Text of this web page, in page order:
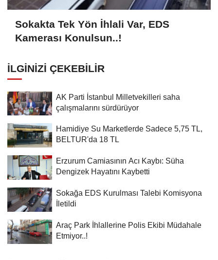
Sokakta Tek Yön İhlali Var, EDS
Kamerası Konulsun..!
İLGINIZI ÇEKEBILIR
AK Parti İstanbul Milletvekilleri saha
çalışmalarını sürdürüyor
Hamidiye Su Marketlerde Sadece 5,75 TL,
BELTUR'da 18 TL
Erzurum Camiasının Acı Kaybı: Süha
Dengizek Hayatını Kaybetti
Sokağa EDS Kurulması Talebi Komisyona
İletildi
Araç Park İhlallerine Polis Ekibi Müdahale
Etmiyor..!